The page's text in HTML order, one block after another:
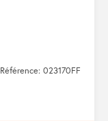
Référence: 023170FF